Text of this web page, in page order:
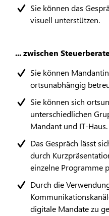
Sie können das
visuell unterstützen.
... zwischen
Sie können
ortsunabhängig
Sie können sich
unterschiedlichen
Mandant und IT-Haus.
Das Gespräch lässt
durch
einzelne Programme
Durch die
digitale Mandate zu